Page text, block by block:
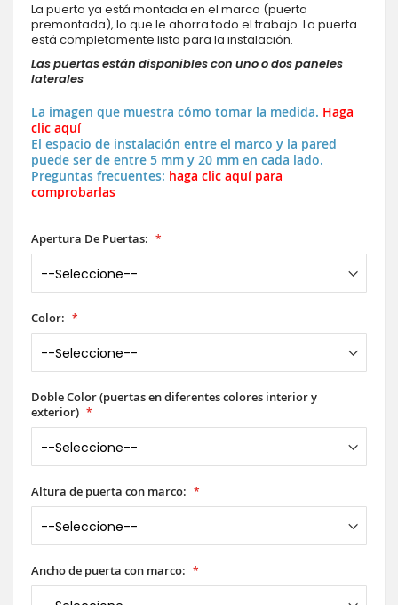
La puerta ya está montada en el marco (puerta
premontada), lo que le ahorra todo el trabajo. La puerta
está completamente lista para la instalación.
Las puertas están disponibles con uno o dos paneles
laterales
La imagen que muestra cómo tomar la medida. Haga
clic aquí
El espacio de instalación entre el marco y la pared
puede ser de entre 5 mm y 20 mm en cada lado.
Preguntas frecuentes: haga clic aquí para
comprobarlas
Apertura De Puertas:
Color:
Doble Color (puertas en diferentes colores interior y
exterior)
Altura de puerta con marco:
Ancho de puerta con marco: